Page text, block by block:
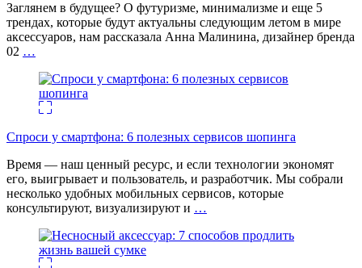
Заглянем в будущее? О футуризме, минимализме и еще 5
трендах, которые будут актуальны следующим летом в мире
аксессуаров, нам рассказала Анна Малинина, дизайнер бренда
02 …
Спроси у смартфона: 6 полезных cервисов шопинга
Время — наш ценный ресурс, и если технологии экономят
его, выигрывает и пользователь, и разработчик. Мы собрали
несколько удобных мобильных сервисов, которые
консультируют, визуализируют и …